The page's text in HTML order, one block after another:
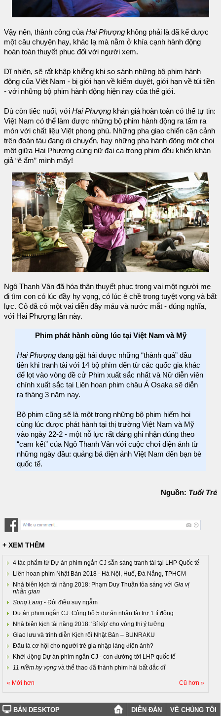
Vậy nên, thành công của Hai Phượng không phải là đã kể được
một câu chuyện hay, khác lạ mà nằm ở khía cạnh hành động
hoàn toàn thuyết phục đối với người xem.
Dĩ nhiên, sẽ rất khập khiễng khi so sánh những bộ phim hành
động của Việt Nam - bị giới hạn về kiểm duyệt, giới hạn về túi tiền
- với những bộ phim hành động hiện nay của thế giới.
Dù còn tiếc nuối, với Hai Phượng khán giả hoàn toàn có thể tự tin:
Việt Nam có thể làm được những bộ phim hành động ra tấm ra
món với chất liệu Việt phong phú. Những pha giao chiến cận cảnh
trên đoàn tàu đang di chuyển, hay những pha hành động một chọi
một giữa Hai Phượng cùng nữ đại ca trong phim đều khiến khán
giả “ê ẩm” mình mẩy!
Ngô Thanh Vân đã hóa thân thuyết phục trong vai một người mẹ
đi tìm con có lúc đầy hy vọng, có lúc ê chề trong tuyệt vọng và bất
lực. Cô đã có một vai diễn đầy máu và nước mắt - đúng nghĩa,
với Hai Phượng lần này.
Phim phát hành cùng lúc tại Việt Nam và Mỹ
Hai Phượng đang gặt hái được những “thành quả” đầu
tiên khi tranh tài với 14 bộ phim đến từ các quốc gia khác
để lọt vào vòng đề cử Phim xuất sắc nhất và Nữ diễn viên
chính xuất sắc tại Liên hoan phim châu Á Osaka sẽ diễn
ra tháng 3 năm nay.
Bộ phim cũng sẽ là một trong những bộ phim hiếm hoi
cùng lúc được phát hành tại thị trường Việt Nam và Mỹ
vào ngày 22-2 - một nỗ lực rất đáng ghi nhận đúng theo
“cam kết” của Ngô Thanh Vân với cuộc chơi điện ảnh từ
những ngày đầu: quảng bá điện ảnh Việt Nam đến bạn bè
quốc tế.
Nguồn: Tuổi Trẻ
+ XEM THÊM
4 tác phẩm từ Dự án phim ngắn CJ sẵn sàng tranh tài tại LHP Quốc tế
Liên hoan phim Nhật Bản 2018 - Hà Nội, Huế, Đà Nẵng, TPHCM
Nhà biên kịch tài năng 2018: Phạm Duy Thuận tỏa sáng với Gia vị
nhân gian
Song Lang - Đôi điều suy ngẫm
Dự án phim ngắn CJ: Công bố 5 dự án nhận tài trợ 1 tỉ đồng
Nhà biên kịch tài năng 2018: 'Bí kíp' cho vòng thi ý tưởng
Giao lưu và trình diễn Kịch rối Nhật Bản – BUNRAKU
Đâu là cơ hội cho người trẻ gia nhập làng điện ảnh?
Khởi động Dự án phim ngắn CJ - con đường tới LHP quốc tế
11 niềm hy vọng và thể thao đã thành phim hài bất đắc dĩ
« Mới hơn Cũ hơn »
BẢN DESKTOP DIỄN ĐÀN VỀ CHÚNG TÔI